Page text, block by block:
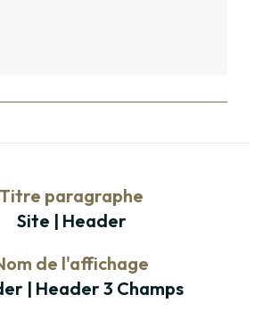
Titre paragraphe
Site | Header
de l'affichage
| Header 3 Champs